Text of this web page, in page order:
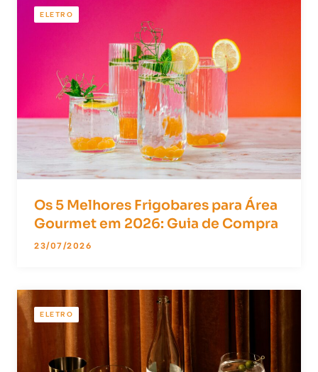
ELETRO
Os 5 Melhores Frigobares para Área
Gourmet em 2026: Guia de Compra
23/07/2026
ELETRO